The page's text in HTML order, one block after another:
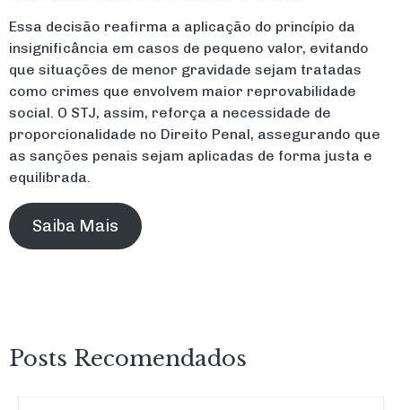
Essa decisão reafirma a aplicação do princípio da
insignificância em casos de pequeno valor, evitando
que situações de menor gravidade sejam tratadas
como crimes que envolvem maior reprovabilidade
social. O STJ, assim, reforça a necessidade de
proporcionalidade no Direito Penal, assegurando que
as sanções penais sejam aplicadas de forma justa e
equilibrada.
Saiba Mais
Posts Recomendados